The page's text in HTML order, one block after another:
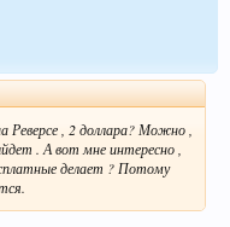
, 2 доллара? Можно ,
. А вот мне интересно ,
делает ? Потому